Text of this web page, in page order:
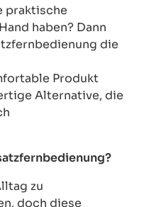
praktische
haben? Dann
die
Produkt
Alternative, die
zu
doch diese